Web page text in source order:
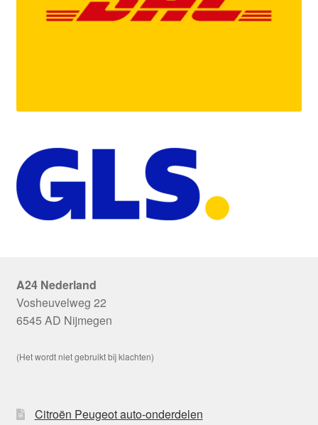
A24 Nederland
Vosheuvelweg 22
6545 AD Nijmegen
(Het wordt niet gebruikt bij klachten)
Citroën Peugeot auto-onderdelen